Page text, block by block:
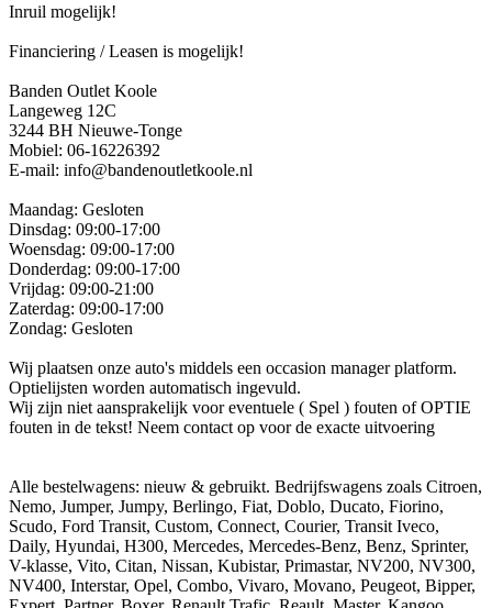
Inruil mogelijk!
Financiering / Leasen is mogelijk!
Banden Outlet Koole
Langeweg 12C
3244 BH Nieuwe-Tonge
Mobiel: 06-16226392
E-mail: info@bandenoutletkoole.nl
Maandag: Gesloten
Dinsdag: 09:00-17:00
Woensdag: 09:00-17:00
Donderdag: 09:00-17:00
Vrijdag: 09:00-21:00
Zaterdag: 09:00-17:00
Zondag: Gesloten
Wij plaatsen onze auto's middels een occasion manager platform.
Optielijsten worden automatisch ingevuld.
Wij zijn niet aansprakelijk voor eventuele ( Spel ) fouten of OPTIE
fouten in de tekst! Neem contact op voor de exacte uitvoering
Alle bestelwagens: nieuw & gebruikt. Bedrijfswagens zoals Citroen,
Nemo, Jumper, Jumpy, Berlingo, Fiat, Doblo, Ducato, Fiorino,
Scudo, Ford Transit, Custom, Connect, Courier, Transit Iveco,
Daily, Hyundai, H300, Mercedes, Mercedes-Benz, Benz, Sprinter,
V-klasse, Vito, Citan, Nissan, Kubistar, Primastar, NV200, NV300,
NV400, Interstar, Opel, Combo, Vivaro, Movano, Peugeot, Bipper,